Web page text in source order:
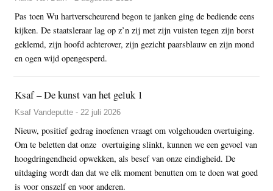
Pas toen Wu hartverscheurend begon te janken ging de bediende eens
kijken. De staatsleraar lag op z’n zij met zijn vuisten tegen zijn borst
geklemd, zijn hoofd achterover, zijn gezicht paarsblauw en zijn mond
en ogen wijd opengesperd.
Ksaf – De kunst van het geluk 1
Ksaf Vandeputte - 22 juli 2026
Nieuw, positief gedrag inoefenen vraagt om volgehouden overtuiging.
Om te beletten dat onze overtuiging slinkt, kunnen we een gevoel van
hoogdringendheid opwekken, als besef van onze eindigheid. De
uitdaging wordt dan dat we elk moment benutten om te doen wat goed
is voor onszelf en voor anderen.